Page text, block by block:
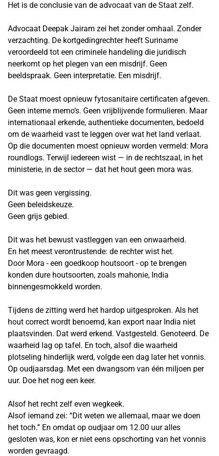
Het is de conclusie van de advocaat van de Staat zelf.
Advocaat Deepak Jairam zei het zonder omhaal. Zonder
verzachting. De kortgedingrechter heeft Suriname
veroordeeld tot een criminele handeling die juridisch
neerkomt op het plegen van een misdrijf. Geen
beeldspraak. Geen interpretatie. Een misdrijf.
De Staat moest opnieuw fytosanitaire certificaten afgeven.
Geen interne memo’s. Geen vrijblijvende formulieren. Maar
internationaal erkende, authentieke documenten, bedoeld
om de waarheid vast te leggen over wat het land verlaat.
Op die documenten moest opnieuw worden vermeld: Mora
roundlogs. Terwijl iedereen wist — in de rechtszaal, in het
ministerie, in de sector — dat het hout geen mora was.
Dit was geen vergissing.
Geen beleidskeuze.
Geen grijs gebied.
Dit was het bewust vastleggen van een onwaarheid.
En het meest verontrustende: de rechter wist het.
Door Mora - een goedkoop houtsoort - op te brengen
konden dure houtsoorten, zoals mahonie, India
binnengesmokkeld worden.
Tijdens de zitting werd het hardop uitgesproken. Als het
hout correct wordt benoemd, kan export naar India niet
plaatsvinden. Dat werd erkend. Vastgesteld. Genoteerd. De
waarheid lag op tafel. En toch, alsof die waarheid
plotseling hinderlijk werd, volgde een dag later het vonnis.
Op oudjaarsdag. Met een dwangsom van één miljoen per
uur. Doe het nog een keer.
Alsof het recht zelf even wegkeek.
Alsof iemand zei: “Dit weten we allemaal, maar we doen
het toch.” En omdat op oudjaar om 12.00 uur alles
gesloten was, kon er niet eens opschorting van het vonnis
worden gevraagd.